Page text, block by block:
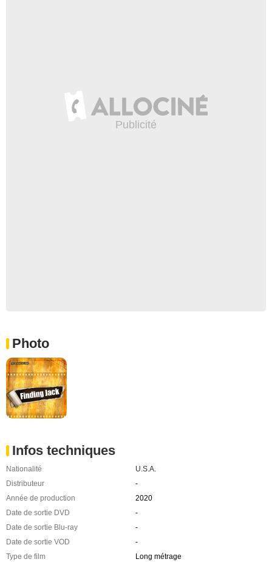
Photo
Infos techniques
Nationalité
U.S.A.
Distributeur
-
Année de production
2020
Date de sortie DVD
-
Date de sortie Blu-ray
-
Date de sortie VOD
-
Type de film
Long métrage